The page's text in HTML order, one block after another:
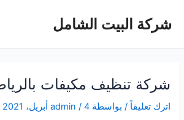
المحتوى
شركة البيت الشامل
شركة تنظيف مكيفات
اترك تعليقاً / بواسطة admin / 4 أبريل، 2021